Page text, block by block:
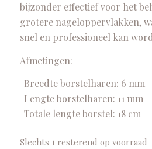
bijzonder effectief voor het
grotere nageloppervlakken,
snel en professioneel kan
Afmetingen:
Breedte borstelharen: 6 mm
Lengte borstelharen: 11 mm
Totale lengte borstel: 18 cm
Slechts 1 resterend op voorraad